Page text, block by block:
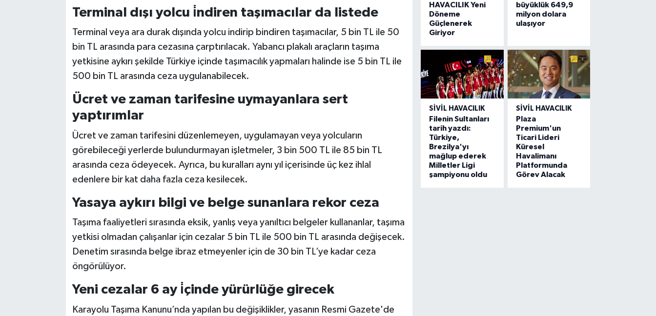
Terminal dışı yolcu i̇ndiren taşımacılar da listede
Terminal veya ara durak dışında yolcu indirip bindiren taşımacılar, 5 bin TL ile 50
bin TL arasında para cezasına çarptırılacak. Yabancı plakalı araçların taşıma
yetkisine aykırı şekilde Türkiye içinde taşımacılık yapmaları halinde ise 5 bin TL ile
500 bin TL arasında ceza uygulanabilecek.
Ücret ve zaman tarifesine uymayanlara sert
yaptırımlar
Ücret ve zaman tarifesini düzenlemeyen, uygulamayan veya yolcuların
görebileceği yerlerde bulundurmayan işletmeler, 3 bin 500 TL ile 85 bin TL
arasında ceza ödeyecek. Ayrıca, bu kuralları aynı yıl içerisinde üç kez ihlal
edenlere bir kat daha fazla ceza kesilecek.
Yasaya aykırı bilgi ve belge sunanlara rekor ceza
Taşıma faaliyetleri sırasında eksik, yanlış veya yanıltıcı belgeler kullananlar, taşıma
yetkisi olmadan çalışanlar için cezalar 5 bin TL ile 500 bin TL arasında değişecek.
Denetim sırasında belge ibraz etmeyenler için de 30 bin TL’ye kadar ceza
öngörülüyor.
Yeni cezalar 6 ay i̇çinde yürürlüğe girecek
Karayolu Taşıma Kanunu’nda yapılan bu değişiklikler, yasanın Resmi Gazete'de
HAVACILIK Yeni
Döneme
Güçlenerek
Giriyor
büyüklük 649,9
milyon dolara
ulaşıyor
SIVIL HAVACILIK
Filenin Sultanları
tarih yazdı:
Türkiye,
Brezilya'yı
mağlup ederek
Milletler Ligi
şampiyonu oldu
SIVIL HAVACILIK
Plaza
Premium'un
Ticari Lideri
Küresel
Havalimanı
Platformunda
Görev Alacak